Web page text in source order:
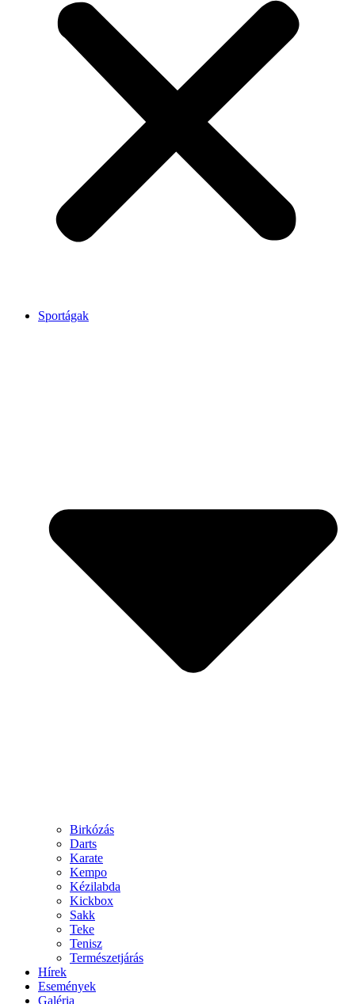
Sportágak
Birkózás
Darts
Karate
Kempo
Kézilabda
Kickbox
Sakk
Teke
Tenisz
Természetjárás
Hírek
Események
Galéria